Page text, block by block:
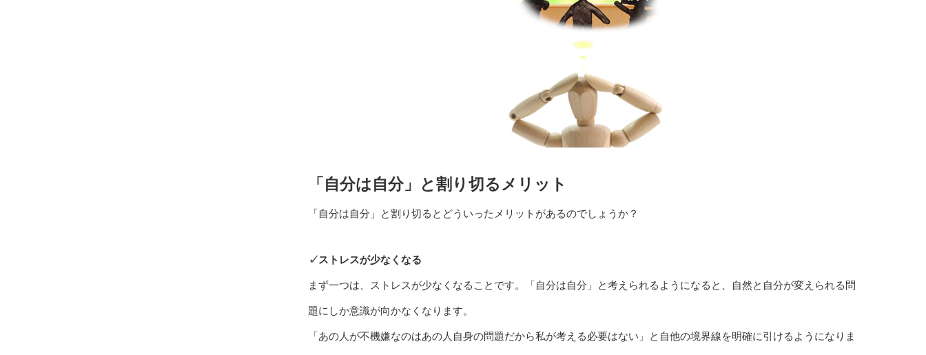
「自分は自分」と割り切るメリット
「自分は自分」と割り切るとどういったメリットがあるのでしょうか？
✓ストレスが少なくなる
まず一つは、ストレスが少なくなることです。「自分は自分」と考えられるようになると、自然と自分が変えられる問
題にしか意識が向かなくなります。
「あの人が不機嫌なのはあの人自身の問題だから私が考える必要はない」と自他の境界線を明確に引けるようになりま